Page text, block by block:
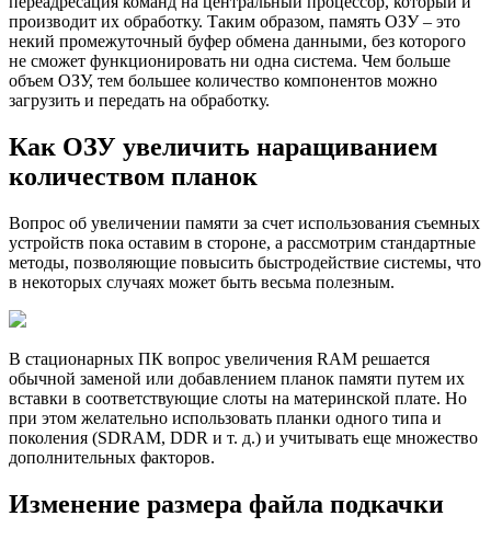
производит их обработку. Таким образом, память ОЗУ – это
некий промежуточный буфер обмена данными, без которого
не сможет функционировать ни одна система. Чем больше
объем ОЗУ, тем большее количество компонентов можно
загрузить и передать на обработку.
Как ОЗУ увеличить наращиванием
количеством планок
Вопрос об увеличении памяти за счет использования съемных
устройств пока оставим в стороне, а рассмотрим стандартные
методы, позволяющие повысить быстродействие системы, что
в некоторых случаях может быть весьма полезным.
В стационарных ПК вопрос увеличения RAM решается
обычной заменой или добавлением планок памяти путем их
вставки в соответствующие слоты на материнской плате. Но
при этом желательно использовать планки одного типа и
поколения (SDRAM, DDR и т. д.) и учитывать еще множество
дополнительных факторов.
Изменение размера файла подкачки